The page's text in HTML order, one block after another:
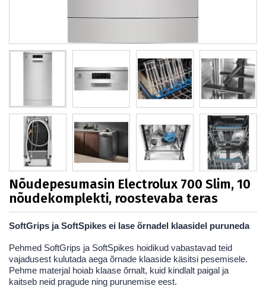
Nõudepesumasin Electrolux 700 Slim, 10
nõudekomplekti, roostevaba teras
SoftGrips ja SoftSpikes ei lase õrnadel klaasidel puruneda
Pehmed SoftGrips ja SoftSpikes hoidikud vabastavad teid
vajadusest kulutada aega õrnade klaaside käsitsi pesemisele.
Pehme materjal hoiab klaase õrnalt, kuid kindlalt paigal ja
kaitseb neid pragude ning purunemise eest.